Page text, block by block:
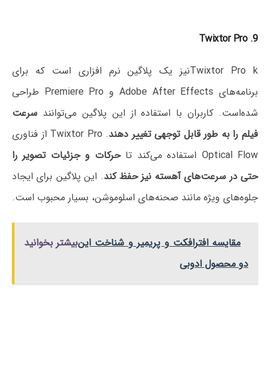
9. Twixtor Pro
Twixtor Pro kنیز یک پلاگین نرم افزاری است که برای
برنامه‌های Adobe After Effects و Premiere Pro طراحی
شده‌است. کاربران با استفاده از این پلاگین می‌توانند سرعت
فیلم را به طور قابل توجهی تغییر دهند
. Twixtor Pro از فناوری
Optical Flow استفاده می‌کند تا
حرکات و جزئیات تصویر را
حتی در سرعت‌های آهسته نیز حفظ کند. این پلاگین برای ایجاد
جلوه‌های ویژه مانند صحنه‌های اسلوموشن، بسیار محبوب است.
بیشتر بخوانیدمقایسه افترافکت و پریمیر و شناخت این
دو محصول ادوبی